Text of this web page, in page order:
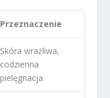
Przeznaczenie
Skóra wrażliwa,
codzienna
pielęgnacja